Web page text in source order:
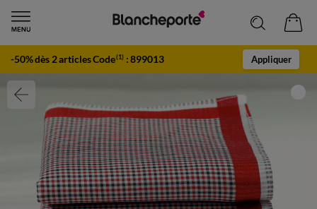
-50% dès 2 articles Code(1) :899013 Appliquer